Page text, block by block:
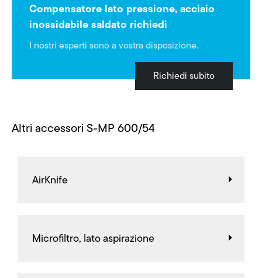
Compensatore lato pressione, acciaio
inossidabile saldato richiedi
I nostri esperti sono a vostra disposizione.
Richiedi subito
Altri accessori S-MP 600/54
AirKnife
Microfiltro, lato aspirazione